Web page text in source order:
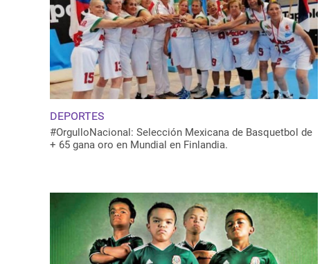
DEPORTES
#OrgulloNacional: Selección Mexicana de Basquetbol de
+ 65 gana oro en Mundial en Finlandia.